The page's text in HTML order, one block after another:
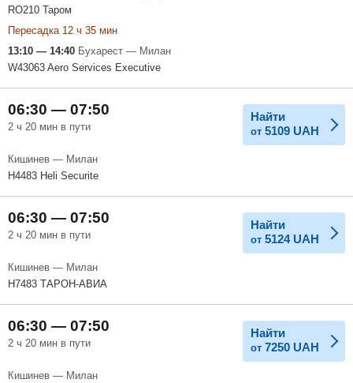
RO210 Таром
Пересадка 12 ч 35 мин
13:10 — 14:40 Бухарест — Милан
W43063 Aero Services Executive
06:30 — 07:50
2 ч 20 мин в пути
Найти
от 5109 UAH
Кишинев — Милан
H4483 Heli Securite
06:30 — 07:50
2 ч 20 мин в пути
Найти
от 5124 UAH
Кишинев — Милан
H7483 ТАРОН-АВИА
06:30 — 07:50
2 ч 20 мин в пути
Найти
от 7250 UAH
Кишинев — Милан